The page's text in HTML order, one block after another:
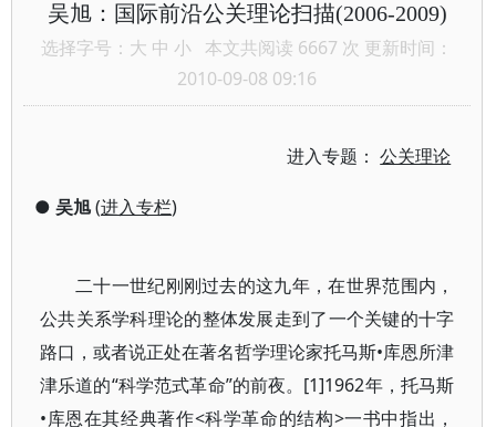
吴旭：国际前沿公关理论扫描(2006-2009)
选择字号： 大 中 小 本文共阅读 6667 次 更新时间：
2010-09-08 09:16
进入专题：公关理论
● 吴旭(进入专栏)
二十一世纪刚刚过去的这九年，在世界范围内，
公共关系学科理论的整体发展走到了一个关键的十字
路口，或者说正处在著名哲学理论家托马斯•库恩所津
津乐道的“科学范式革命”的前夜。[1]1962年，托马斯
•库恩在其经典著作<科学革命的结构>一书中指出，